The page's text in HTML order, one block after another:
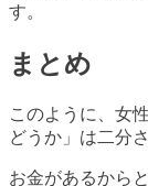
す。
まとめ
このように、女
どうか」は二分
お金があるから